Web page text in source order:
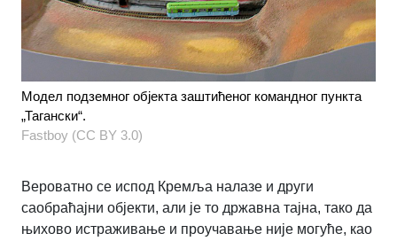
Модел подземног објекта заштићеног командног пункта
„Тагански“.
Fastboy (CC BY 3.0)
Вероватно се испод Кремља налазе и други
саобраћајни објекти, али је то државна тајна, тако да
њихово истраживање и проучавање није могуће, као